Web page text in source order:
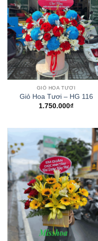
GIỎ HOA TƯƠI
Giỏ Hoa Tươi – HG 116
1.750.000₫